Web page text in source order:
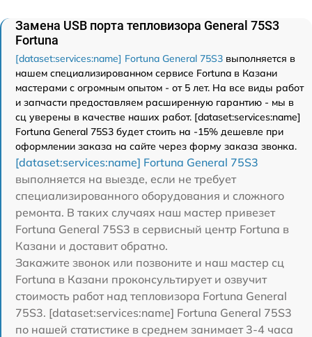
Замена USB порта тепловизора General 75S3
Fortuna
[dataset:services:name] Fortuna General 75S3 выполняется в
нашем специализированном сервисе Fortuna в Казани
мастерами с огромным опытом - от 5 лет. На все виды работ
и запчасти предоставляем расширенную гарантию - мы в
сц уверены в качестве наших работ. [dataset:services:name]
Fortuna General 75S3 будет стоить на -15% дешевле при
оформлении заказа на сайте через форму заказа звонка.
[dataset:services:name] Fortuna General 75S3
выполняется на выезде, если не требует
специализированного оборудования и сложного
ремонта. В таких случаях наш мастер привезет
Fortuna General 75S3 в сервисный центр Fortuna в
Казани и доставит обратно.
Закажите звонок или позвоните и наш мастер сц
Fortuna в Казани проконсультирует и озвучит
стоимость работ над тепловизора Fortuna General
75S3. [dataset:services:name] Fortuna General 75S3
по нашей статистике в среднем занимает 3-4 часа